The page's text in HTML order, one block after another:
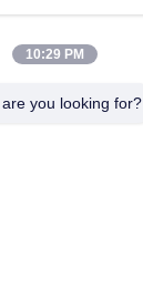
10:29 PM
you looking for?